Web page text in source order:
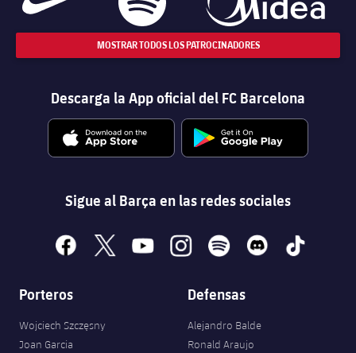
MOSTRAR TODOS LOS PATROCINADORES
Descarga la App oficial del FC Barcelona
Sigue al Barça en las redes sociales
facebook
x youtubeinstagramspotify discord tiktok
Porteros
Wojciech Szczęsny
Joan Garcia
Defensas
Alejandro Balde
Ronald Araujo